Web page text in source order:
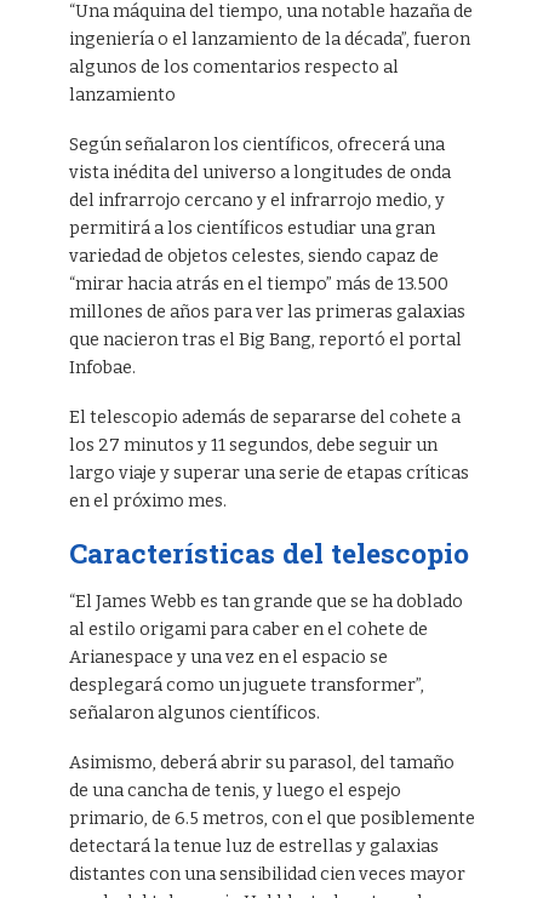
“Una máquina del tiempo, una notable hazaña de
ingeniería o el lanzamiento de la década”, fueron
algunos de los comentarios respecto al
lanzamiento
Según señalaron los científicos, ofrecerá una
vista inédita del universo a longitudes de onda
del infrarrojo cercano y el infrarrojo medio, y
permitirá a los científicos estudiar una gran
variedad de objetos celestes, siendo capaz de
“mirar hacia atrás en el tiempo” más de 13.500
millones de años para ver las primeras galaxias
que nacieron tras el Big Bang, reportó el portal
Infobae.
El telescopio además de separarse del cohete a
los 27 minutos y 11 segundos, debe seguir un
largo viaje y superar una serie de etapas críticas
en el próximo mes.
Características del telescopio
“El James Webb es tan grande que se ha doblado
al estilo origami para caber en el cohete de
Arianespace y una vez en el espacio se
desplegará como un juguete transformer”,
señalaron algunos científicos.
Asimismo, deberá abrir su parasol, del tamaño
de una cancha de tenis, y luego el espejo
primario, de 6.5 metros, con el que posiblemente
detectará la tenue luz de estrellas y galaxias
distantes con una sensibilidad cien veces mayor